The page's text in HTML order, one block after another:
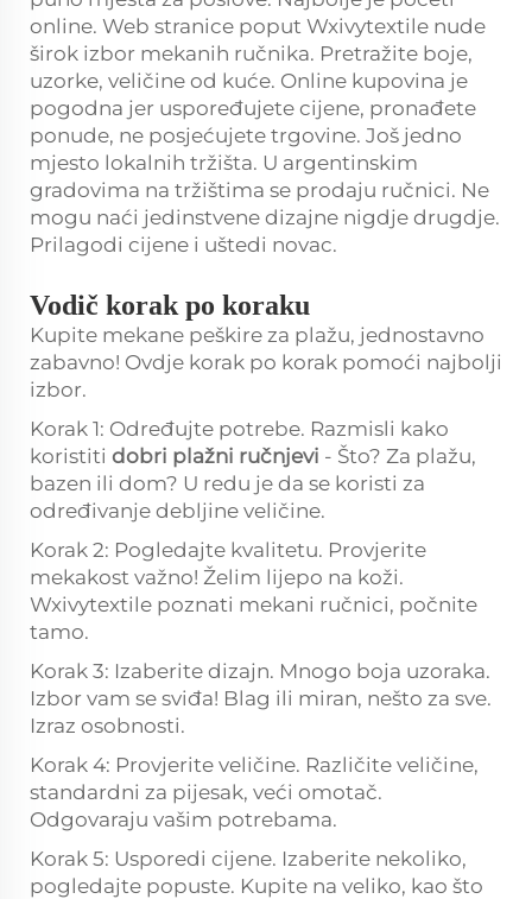
online. Web stranice poput Wxivytextile nude
širok izbor mekanih ručnika. Pretražite boje,
uzorke, veličine od kuće. Online kupovina je
pogodna jer uspoređujete cijene, pronađete
ponude, ne posjećujete trgovine. Još jedno
mjesto lokalnih tržišta. U argentinskim
gradovima na tržištima se prodaju ručnici. Ne
mogu naći jedinstvene dizajne nigdje drugdje.
Prilagodi cijene i uštedi novac.
Vodič korak po koraku
Kupite mekane peškire za plažu, jednostavno
zabavno! Ovdje korak po korak pomoći najbolji
izbor.
Korak 1: Određujte potrebe. Razmisli kako
koristiti dobri plažni ručnjevi - Što? Za plažu,
bazen ili dom? U redu je da se koristi za
određivanje debljine veličine.
Korak 2: Pogledajte kvalitetu. Provjerite
mekakost važno! Želim lijepo na koži.
Wxivytextile poznati mekani ručnici, počnite
tamo.
Korak 3: Izaberite dizajn. Mnogo boja uzoraka.
Izbor vam se sviđa! Blag ili miran, nešto za sve.
Izraz osobnosti.
Korak 4: Provjerite veličine. Različite veličine,
standardni za pijesak, veći omotač.
Odgovaraju vašim potrebama.
Korak 5: Usporedi cijene. Izaberite nekoliko,
pogledajte popuste. Kupite na veliko, kao što